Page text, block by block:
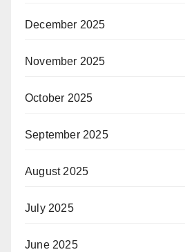
December 2025
November 2025
October 2025
September 2025
August 2025
July 2025
June 2025